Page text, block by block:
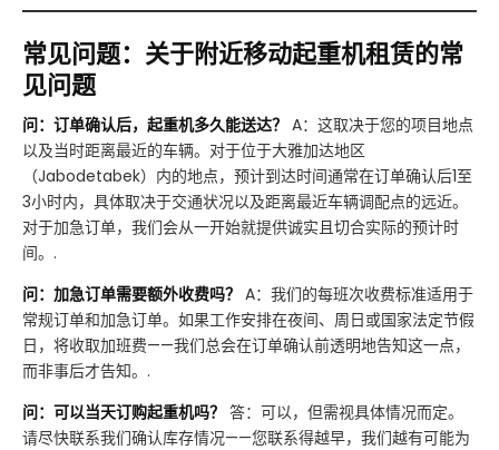
常见问题：关于附近移动起重机租赁的常
见问题
问：订单确认后，起重机多久能送达？ A：这取决于您的项目地点
以及当时距离最近的车辆。对于位于大雅加达地区
（Jabodetabek）内的地点，预计到达时间通常在订单确认后1至
3小时内，具体取决于交通状况以及距离最近车辆调配点的远近。
对于加急订单，我们会从一开始就提供诚实且切合实际的预计时
间。.
问：加急订单需要额外收费吗？ A：我们的每班次收费标准适用于
常规订单和加急订单。如果工作安排在夜间、周日或国家法定节假
日，将收取加班费——我们总会在订单确认前透明地告知这一点，
而非事后才告知。.
问：可以当天订购起重机吗？ 答：可以，但需视具体情况而定。
请尽快联系我们确认库存情况——您联系得越早，我们越有可能为